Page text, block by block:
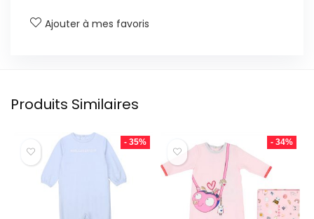
Ajouter à mes favoris
Produits Similaires
- 35% - 34%